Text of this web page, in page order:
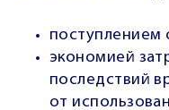
поступлением
экономией
последствий
от